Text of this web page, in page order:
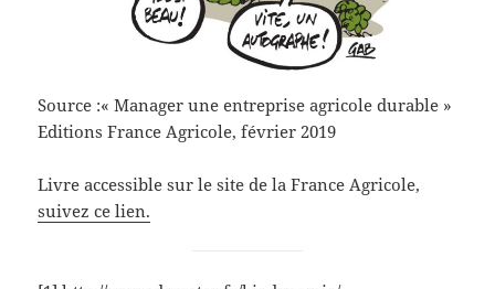
Source :« Manager une entreprise agricole durable »
Editions France Agricole, février 2019
Livre accessible sur le site de la France Agricole,
suivez ce lien.